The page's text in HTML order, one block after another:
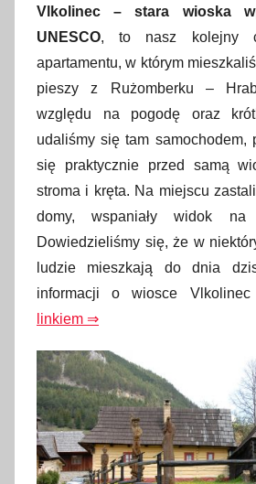
Vlkolinec – stara wioska
UNESCO, to nasz kolejny
apartamentu, w którym
pieszy z Rużomberku –
względu na pogodę oraz
udaliśmy się tam samochodem,
się praktycznie przed samą
stroma i kręta. Na miejscu
domy, wspaniały widok na
Dowiedzieliśmy się, że w
ludzie mieszkają do dnia
informacji o wiosce
linkiem ⇒